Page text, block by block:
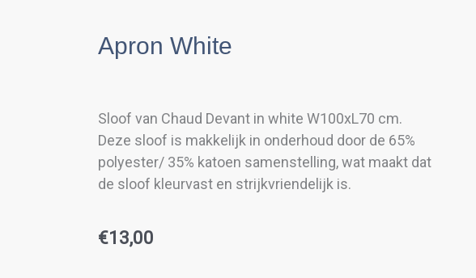
Apron White
Sloof van Chaud Devant in white W100xL70 cm.
Deze sloof is makkelijk in onderhoud door de 65%
polyester/ 35% katoen samenstelling, wat maakt dat
de sloof kleurvast en strijkvriendelijk is.
€13,00